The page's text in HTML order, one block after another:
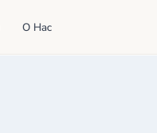
О Нас